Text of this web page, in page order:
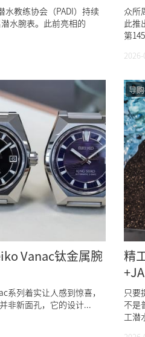
教练协会（PADI）持续
水腕表。此前亮相的
众所
此推
第
Vanac钛金属腕
系列着实让人感到惊喜，
非新面孔，它的设计...
导
精
打
只要
不是
工潜